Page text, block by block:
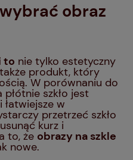
obraz
to nie tylko estetyczny
produkt, który
W porównaniu do
szkło jest
w
przetrzeć szkło
kurz i
to, że obrazy na szkle
nowe.